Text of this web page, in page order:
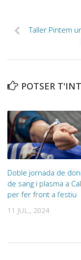
Taller Pintem
POTSER
Doble jornada de
de sang i plasma a
per fer front a l’estiu
11 JUL., 2024